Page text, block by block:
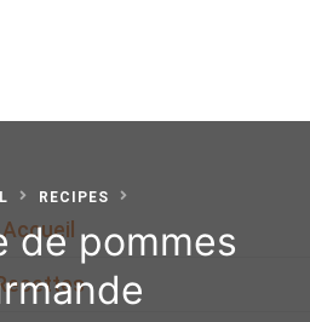
Accueil
RECIPES
de pommes